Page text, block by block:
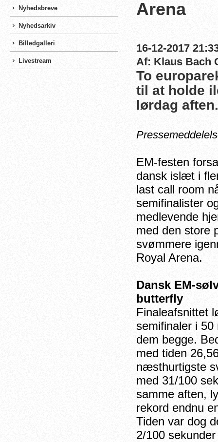
Nyhedsbreve
Nyhedsarkiv
Billedgalleri
Livestream
Arena
16-12-2017
Af: Klaus Bach
To
til at holde
lørdag aften.
EM-festen
dansk islæt i
last call room
semifinalister
medlevende
med den store
svømmere
Royal Arena.
Dansk EM-
butterfly
Finaleafsnittet
semifinaler i
dem begge.
med tiden
næsthurtigste
med 31/100
samme aften,
rekord endnu
Tiden var dog
2/100